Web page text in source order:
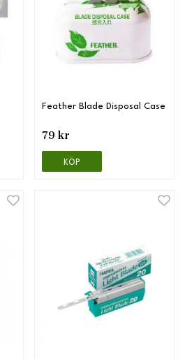
Feather Blade Disposal Case
79 kr
KÖP